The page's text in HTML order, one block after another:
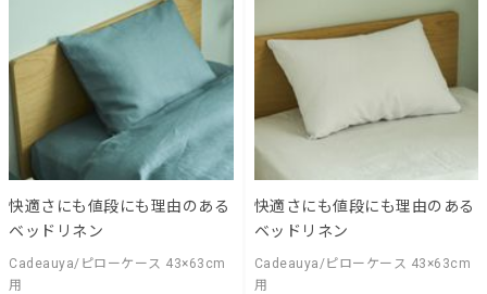
快適さにも値段にも理由のある
ベッドリネン
Cadeauya/ピローケース 43×63cm
用
快適さにも値段にも理由のある
ベッドリネン
Cadeauya/ピローケース 43×63cm
用